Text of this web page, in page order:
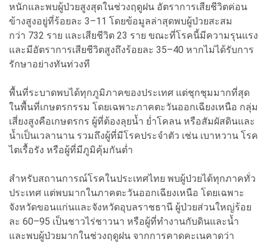
หนักและพบผู้ป่วยสูงสุดในช่วงฤดูฝน อัตราการเสียชีวิตค่อน
ข้างสูงอยู่ที่ร้อยละ 3–11 โดยข้อมูลล่าสุดพบผู้ป่วยสะสม
กว่า 732 ราย และเสียชีวิต 23 ราย ขณะที่โรคนี้มีความรุนแรง
และมีอัตราการเสียชีวิตสูงถึงร้อยละ 35–40 หากไม่ได้รับการ
รักษาอย่างทันท่วงที
พื้นที่ระบาดพบได้ทุกภูมิภาคของประเทศ แต่ชุกชุมมากที่สุด
ในพื้นที่เกษตรกรรม โดยเฉพาะภาคตะวันออกเฉียงเหนือ กลุ่ม
เสี่ยงสูงคือเกษตรกร ผู้ที่ต้องลุยน้ำ ย่ำโคลน หรือสัมผัสดินและ
น้ำเป็นเวลานาน รวมถึงผู้ที่มีโรคประจำตัว เช่น เบาหวาน โรค
ไตเรื้อรัง หรือผู้ที่มีภูมิคุ้มกันต่ำ
สำหรับสถานการณ์โรคในประเทศไทย พบผู้ป่วยได้ทุกภาคทั่ว
ประเทศ แต่พบมากในภาคตะวันออกเฉียงเหนือ โดยเฉพาะ
จังหวัดขอนแก่นและจังหวัดอุบลราชธานี ผู้ป่วยส่วนใหญ่ร้อย
ละ 60–95 เป็นชาวไร่ชาวนา หรือผู้ที่ทำงานกับดินและน้ำ
และพบผู้ป่วยมากในช่วงฤดูฝน จากการคาดคะเนคาดว่า